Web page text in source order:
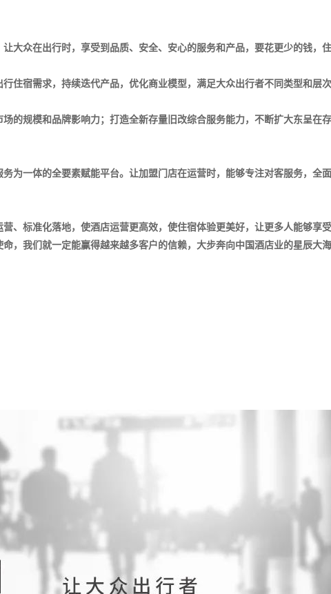
众在出行时，享受到品质、安全、安心的服务和产品，要花更少的钱，住
宿需求，持续迭代产品，优化商业模型，满足大众出行者不同类型和层次
的规模和品牌影响力；打造全新存量旧改综合服务能力，不断扩大东呈在
为一体的全要素赋能平台。让加盟门店在运营时，能够专注对客服务，全
标准化落地，使酒店运营更高效，使住宿体验更美好，让更多人能够享
，我们就一定能赢得越来越多客户的信赖，大步奔向中国酒店业的星辰大海